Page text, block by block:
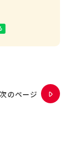
次のページ